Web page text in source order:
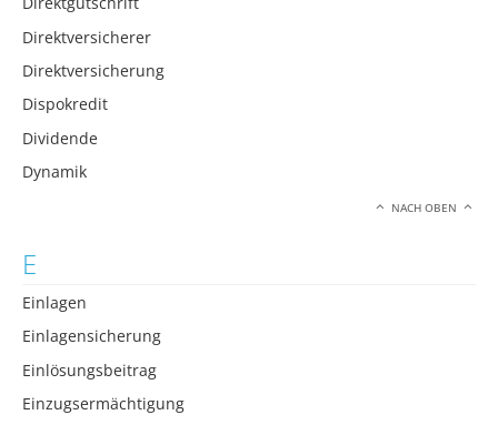
Direktversicherer
Direktversicherung
Dispokredit
Dividende
Dynamik
NACH OBEN
E
Einlagen
Einlagensicherung
Einlösungsbeitrag
Einzugsermächtigung